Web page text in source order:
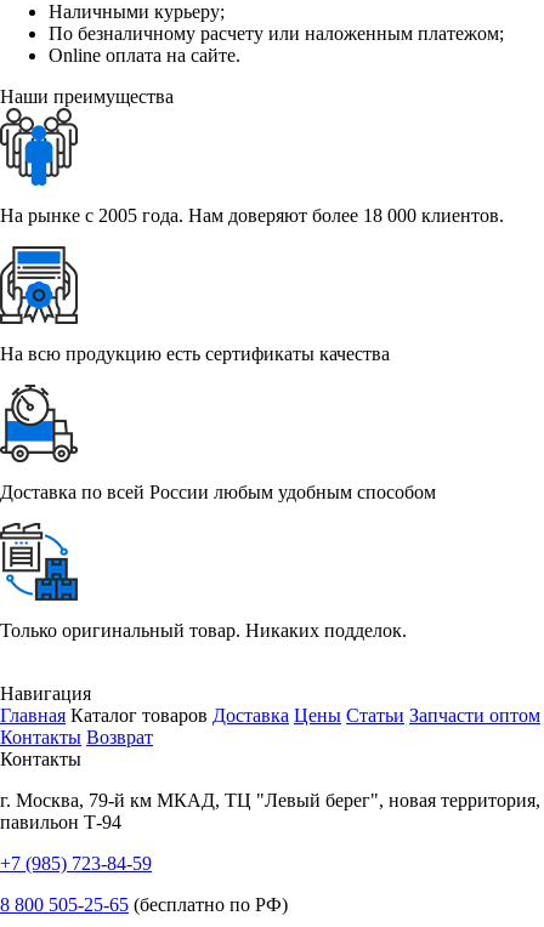
Наличными курьеру;
По безналичному расчету или наложенным платежом;
Online оплата на сайте.
Наши преимущества
На рынке с 2005 года. Нам доверяют более 18 000 клиентов.
На всю продукцию есть сертификаты качества
Доставка по всей России любым удобным способом
Только оригинальный товар. Никаких подделок.
Навигация
Главная Каталог товаров Доставка Цены Статьи Запчасти оптом
Контакты Возврат
Контакты
г. Москва, 79-й км МКАД, ТЦ "Левый берег", новая территория,
павильон Т-94
+7 (985) 723-84-59
8 800 505-25-65 (бесплатно по РФ)